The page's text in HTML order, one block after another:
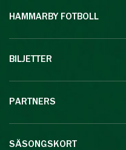
HAMMARBY FOTBOLL
BILJETTER
PARTNERS
SÄSONGSKORT